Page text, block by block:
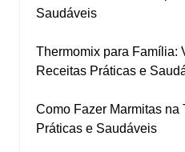
Saudáveis
Thermomix para Família:
Receitas Práticas e
Como Fazer Marmitas na
Práticas e Saudáveis